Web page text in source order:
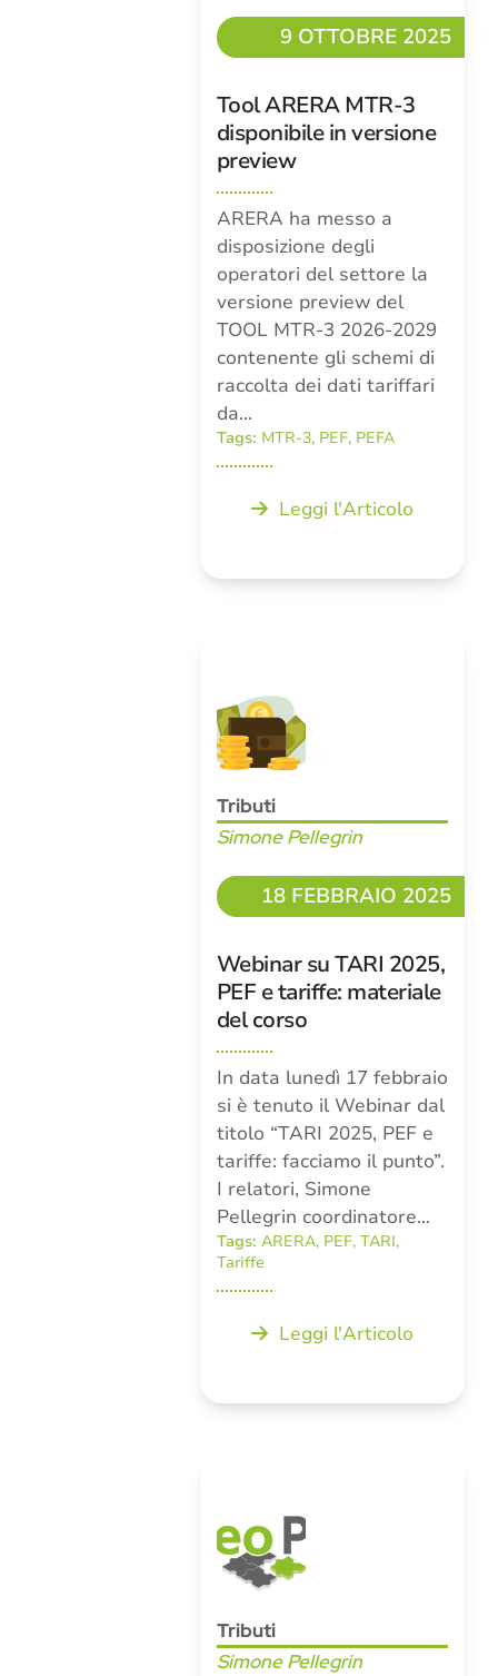
9 OTTOBRE 2025
Tool ARERA MTR-3
disponibile in versione
preview
ARERA ha messo a
disposizione degli
operatori del settore la
versione preview del
TOOL MTR-3 2026-2029
contenente gli schemi di
raccolta dei dati tariffari
da…
Tags: MTR-3, PEF, PEFA
Leggi l'Articolo
Tributi
Simone Pellegrin
18 FEBBRAIO 2025
Webinar su TARI 2025,
PEF e tariffe: materiale
del corso
In data lunedì 17 febbraio
si è tenuto il Webinar dal
titolo “TARI 2025, PEF e
tariffe: facciamo il punto”.
I relatori, Simone
Pellegrin coordinatore…
Tags: ARERA, PEF, TARI,
Tariffe
Leggi l'Articolo
Tributi
Simone Pellegrin